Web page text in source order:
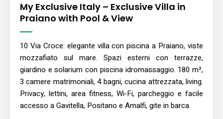
My Exclusive Italy – Exclusive Villa in
Praiano with Pool & View
10 Via Croce: elegante villa con piscina a Praiano, viste
mozzafiato sul mare. Spazi esterni con terrazze,
giardino e solarium con piscina idromassaggio. 180 m²,
3 camere matrimoniali, 4 bagni, cucina attrezzata, living.
Privacy, lettini, area fitness, Wi‑Fi, parcheggio e facile
accesso a Gavitella, Positano e Amalfi, gite in barca.